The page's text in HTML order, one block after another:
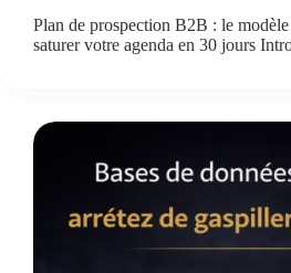
Plan de prospection B2B : le
saturer votre agenda en 30 jours